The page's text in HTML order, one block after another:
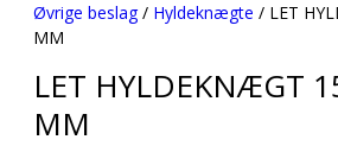
Øvrige beslag/ Hyldeknægte / LET
MM
LET HYLDEKNÆGT
MM